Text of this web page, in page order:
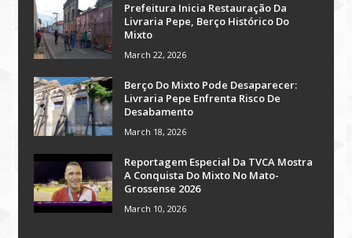
Prefeitura Inicia Restauração Da
Livraria Pepe, Berço Histórico Do
Mixto
March 22, 2026
Berço Do Mixto Pode Desaparecer:
Livraria Pepe Enfrenta Risco De
Desabamento
March 18, 2026
Reportagem Especial Da TVCA Mostra
A Conquista Do Mixto No Mato-
Grossense 2026
March 10, 2026